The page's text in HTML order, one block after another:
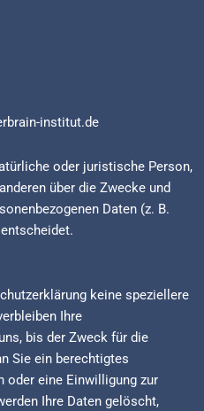
institut.de
oder juristische Person,
über die Zwecke und
Daten (z. B.
keine speziellere
Ihre
bis der Zweck für die
Sie ein berechtigtes
oder eine Einwilligung zur
Ihre Daten gelöscht,